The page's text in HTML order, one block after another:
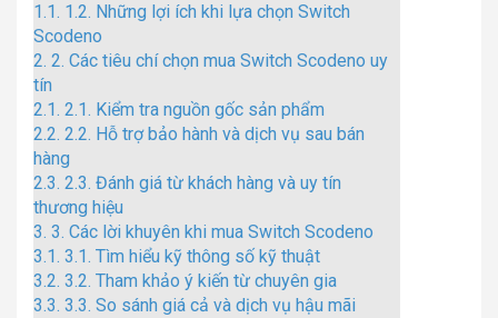
1.1. 1.2. Những lợi ích khi lựa chọn Switch
Scodeno
2. 2. Các tiêu chí chọn mua Switch Scodeno uy
tín
2.1. 2.1. Kiểm tra nguồn gốc sản phẩm
2.2. 2.2. Hỗ trợ bảo hành và dịch vụ sau bán
hàng
2.3. 2.3. Đánh giá từ khách hàng và uy tín
thương hiệu
3. 3. Các lời khuyên khi mua Switch Scodeno
3.1. 3.1. Tìm hiểu kỹ thông số kỹ thuật
3.2. 3.2. Tham khảo ý kiến từ chuyên gia
3.3. 3.3. So sánh giá cả và dịch vụ hậu mãi